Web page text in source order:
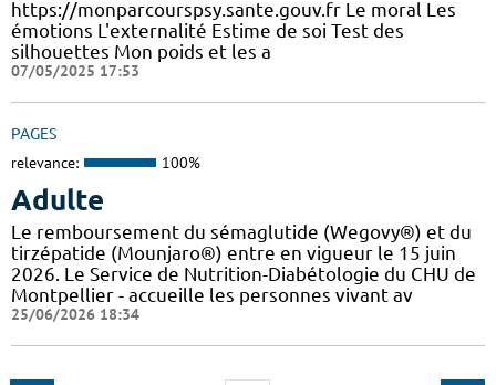
https://monparcourspsy.sante.gouv.fr Le moral Les
émotions L'externalité Estime de soi Test des
silhouettes Mon poids et les a
07/05/2025 17:53
PAGES
relevance: 100%
Adulte
Le remboursement du sémaglutide (Wegovy®) et du
tirzépatide (Mounjaro®) entre en vigueur le 15 juin
2026. Le Service de Nutrition-Diabétologie du CHU de
Montpellier - accueille les personnes vivant av
25/06/2026 18:34